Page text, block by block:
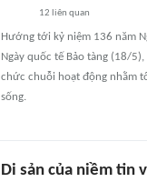
12 liên quan
Hướng tới kỷ niệm 136 năm
Ngày quốc tế Bảo tàng (18/
chức chuỗi hoạt động nhằm
sống.
Di sản của niềm tin